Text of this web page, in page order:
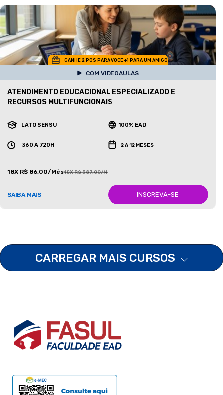
GANHE 2 POS PARA VOCE +1 PARA UM AMIGO
COM VIDEOAULAS
ATENDIMENTO EDUCACIONAL ESPECIALIZADO E
RECURSOS MULTIFUNCIONAIS
LATO SENSU 100% EAD
360 A 720H 2 A 12 MESES
18X R$ 86,00/Mês18X R$ 387,00/Mês
SAIBA MAIS INSCREVA-SE
CARREGAR MAIS CURSOS